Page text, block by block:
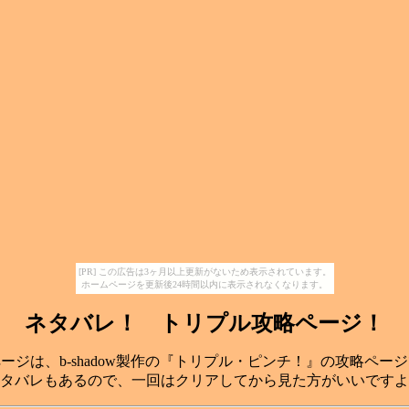
[PR] この広告は3ヶ月以上更新がないため表示されています。
ホームページを更新後24時間以内に表示されなくなります。
ネタバレ！ トリプル攻略ページ！
ジは、b-shadow製作の『トリプル・ピンチ！』の攻略ページ
バレもあるので、一回はクリアしてから見た方がいいですよ